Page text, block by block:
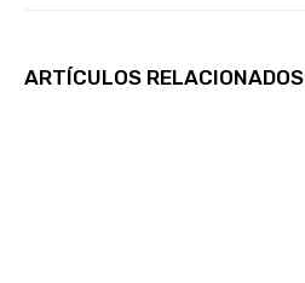
ARTÍCULOS RELACIONADOS